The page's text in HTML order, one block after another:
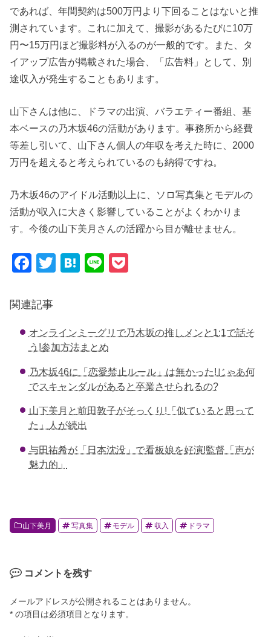
であれば、年間契約は500万円より下回ることはないと推
測されています。これに加えて、撮影があるたびに10万
円〜15万円ほど撮影料が入るのが一般的です。また、タ
イアップ広告が掲載された場合、「広告料」として、別
途収入が発生することもあります。
山下さんは他に、ドラマの出演、バラエティー番組、基
本ベースの乃木坂46の活動があります。事務所から経費
等差し引いて、山下さん個人の年収を考えた時に、2000
万円を超えると考えられているのも納得ですね。
乃木坂46のアイドル活動以上に、ソロ写真集とモデルの
活動が収入に大きく影響していることがよくわかりま
す。今後の山下美月さんの活躍から目が離せません。
F
c
b
o
o
k
T
H
a
Li
関連記事
オンラインミーグリで乃木坂の推しメンと1:1で話そ
う!参加方法まとめ
乃木坂46に「恋愛禁止ルール」は無かった!じゃあ何
でスキャンダルがあると卒業させられるの?
山下美月と前田敦子がそっくり!「似ていると思って
た」人が続出
与田祐希が「日本沈没」で看板娘を好演!監督「声が
魅力的」
山下美月 写真集 モデル 収入 ドラマ
コメントを残す
メールアドレスが公開されることはありません。
* の項目は必須項目となります。